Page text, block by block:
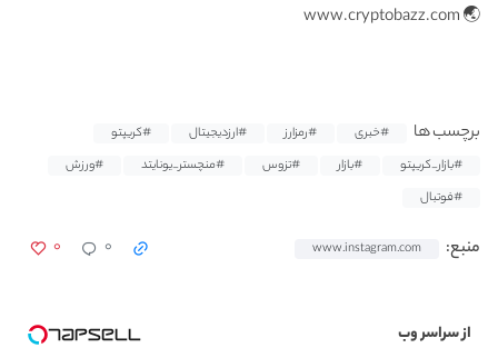
🌏 www.cryptobazz.com
برچسب ها #خبری #رمزارز #ارزدیجیتال
#کریپتو
#بازار_کریپتو
#بازار #تزوس #منچستر_یونایتد
#ورزش
#فوتبال
منبع: www.instagram.com ۰ ۰
از سراسر وب